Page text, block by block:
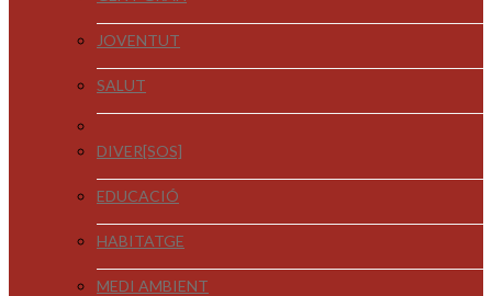
JOVENTUT
SALUT
DIVER[SOS]
EDUCACIÓ
HABITATGE
MEDI AMBIENT